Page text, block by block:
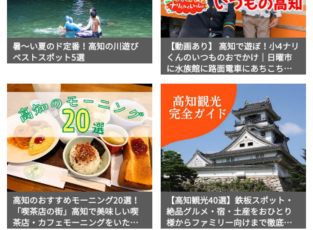
暑～い夏のド定番！高知の川遊び
ベストスポット5選
【動画あり】 高知で遊ぼ！小4ナリ
くんのいつものおでかけ｜日曜市
に水族館に路面電車にあちこち巡
高知のおすすめモーニング20選！
「喫茶店の街」高知で美味しい喫
茶店・カフェモーニングをいただ
【高知観光40選】鉄板スポット・
絶品グルメ・宿・土産をおひとり
様からファミリー向けまで徹底解